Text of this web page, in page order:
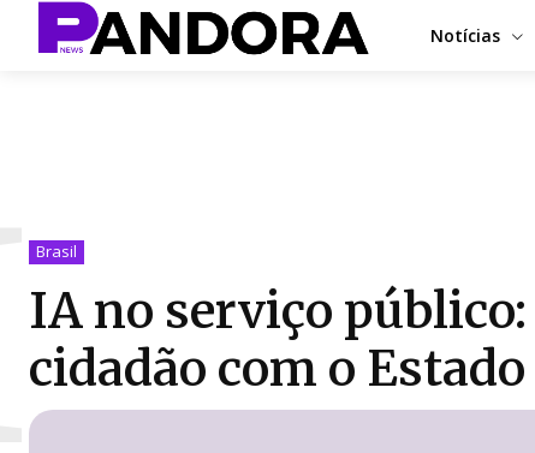
Notícias
Brasil
IA no serviço
cidadão com o Estado